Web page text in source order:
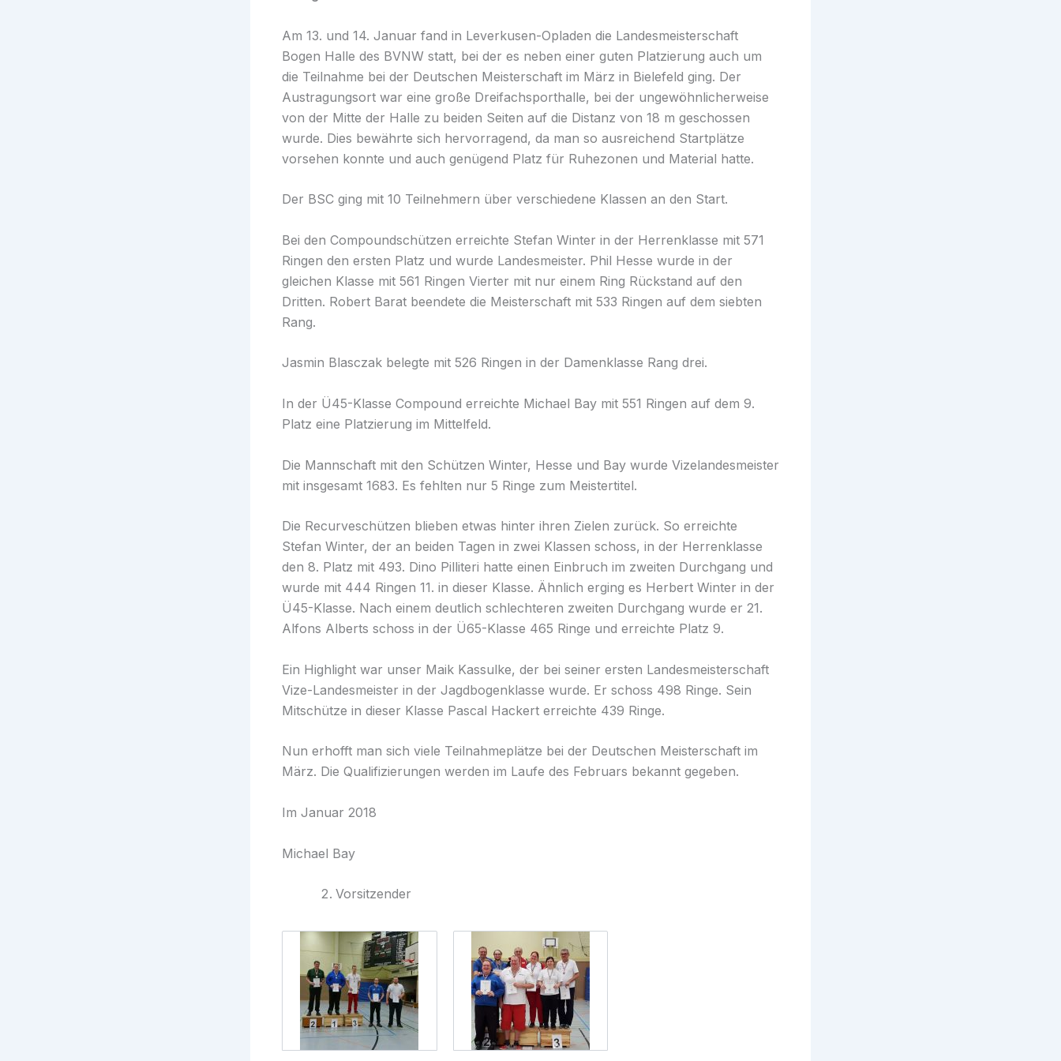
Am 13. und 14. Januar fand in Leverkusen-Opladen die Landesmeisterschaft
Bogen Halle des BVNW statt, bei der es neben einer guten Platzierung auch um
die Teilnahme bei der Deutschen Meisterschaft im März in Bielefeld ging. Der
Austragungsort war eine große Dreifachsporthalle, bei der ungewöhnlicherweise
von der Mitte der Halle zu beiden Seiten auf die Distanz von 18 m geschossen
wurde. Dies bewährte sich hervorragend, da man so ausreichend Startplätze
vorsehen konnte und auch genügend Platz für Ruhezonen und Material hatte.
Der BSC ging mit 10 Teilnehmern über verschiedene Klassen an den Start.
Bei den Compoundschützen erreichte Stefan Winter in der Herrenklasse mit 571
Ringen den ersten Platz und wurde Landesmeister. Phil Hesse wurde in der
gleichen Klasse mit 561 Ringen Vierter mit nur einem Ring Rückstand auf den
Dritten. Robert Barat beendete die Meisterschaft mit 533 Ringen auf dem siebten
Rang.
Jasmin Blasczak belegte mit 526 Ringen in der Damenklasse Rang drei.
In der Ü45-Klasse Compound erreichte Michael Bay mit 551 Ringen auf dem 9.
Platz eine Platzierung im Mittelfeld.
Die Mannschaft mit den Schützen Winter, Hesse und Bay wurde Vizelandesmeister
mit insgesamt 1683. Es fehlten nur 5 Ringe zum Meistertitel.
Die Recurveschützen blieben etwas hinter ihren Zielen zurück. So erreichte
Stefan Winter, der an beiden Tagen in zwei Klassen schoss, in der Herrenklasse
den 8. Platz mit 493. Dino Pilliteri hatte einen Einbruch im zweiten Durchgang und
wurde mit 444 Ringen 11. in dieser Klasse. Ähnlich erging es Herbert Winter in der
Ü45-Klasse. Nach einem deutlich schlechteren zweiten Durchgang wurde er 21.
Alfons Alberts schoss in der Ü65-Klasse 465 Ringe und erreichte Platz 9.
Ein Highlight war unser Maik Kassulke, der bei seiner ersten Landesmeisterschaft
Vize-Landesmeister in der Jagdbogenklasse wurde. Er schoss 498 Ringe. Sein
Mitschütze in dieser Klasse Pascal Hackert erreichte 439 Ringe.
Nun erhofft man sich viele Teilnahmeplätze bei der Deutschen Meisterschaft im
März. Die Qualifizierungen werden im Laufe des Februars bekannt gegeben.
Im Januar 2018
Michael Bay
Vorsitzender